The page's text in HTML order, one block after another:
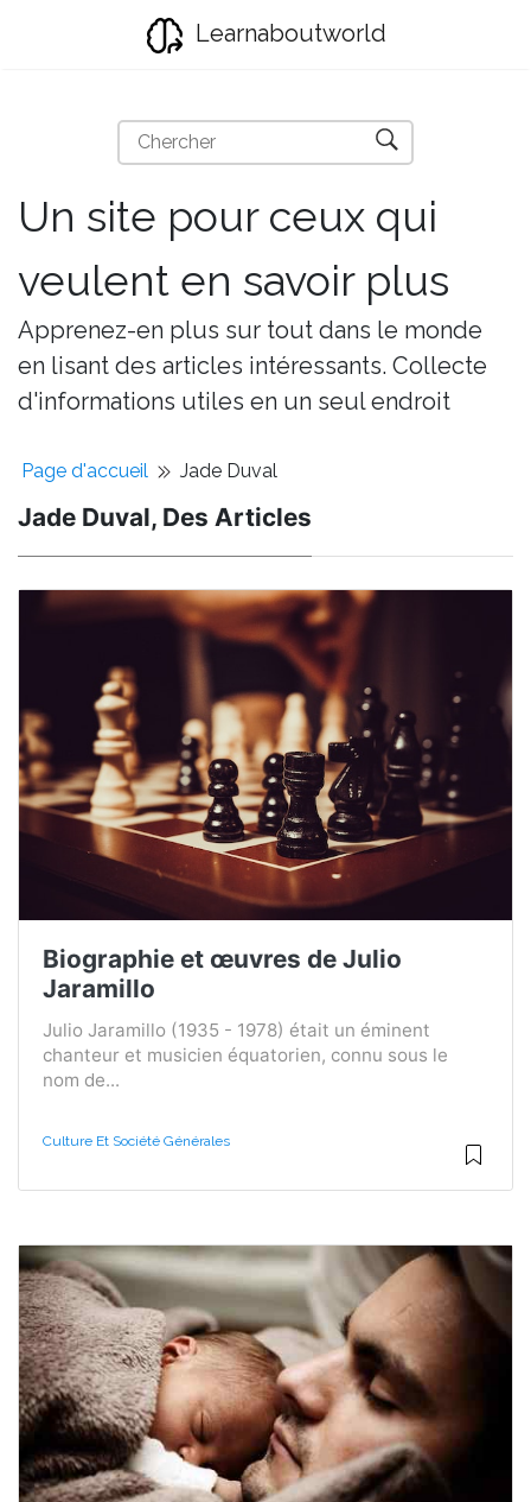
Learnaboutworld
Un site pour ceux qui
veulent en savoir plus
Apprenez-en plus sur tout dans le monde
en lisant des articles intéressants. Collecte
d'informations utiles en un seul endroit
Page d'accueil Jade Duval
Jade Duval, Des Articles
Biographie et œuvres de Julio
Jaramillo
Julio Jaramillo (1935 - 1978) était un éminent
chanteur et musicien équatorien, connu sous le
nom de...
Culture Et Société Générales